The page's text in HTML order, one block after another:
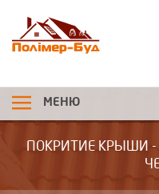
МЕНЮ
ПОКРИТИЕ КРЫШИ